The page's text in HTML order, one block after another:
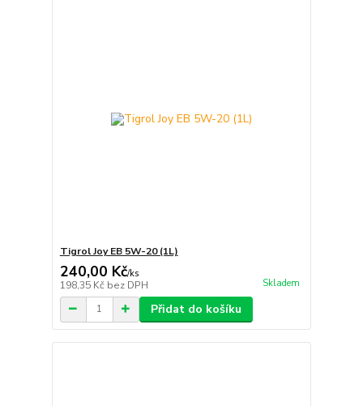
Tigrol Joy EB 5W-20 (1L)
240,00 Kč/ks
198,35 Kč bez DPH Skladem
Přidat do košíku